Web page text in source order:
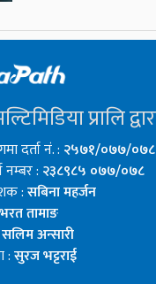
प्रालि
दर्ता नं. : २५७१/०७७/०७८
नम्बर : २३८९८५ ०७७/०७८
:सबिना महर्जन
भरत तामाङ
सलिम अन्सारी
:सुरज भट्टराई